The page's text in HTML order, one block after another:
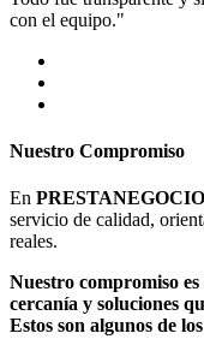
con el equipo."
Nuestro Compromiso
En
servicio de calidad,
reales.
Nuestro compromiso
cercanía y soluciones
Estos son algunos de